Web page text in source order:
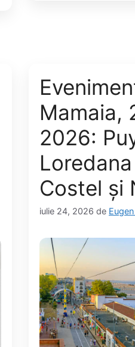
Mamaia,
2026:
Costel și
iulie 24, 2026 de